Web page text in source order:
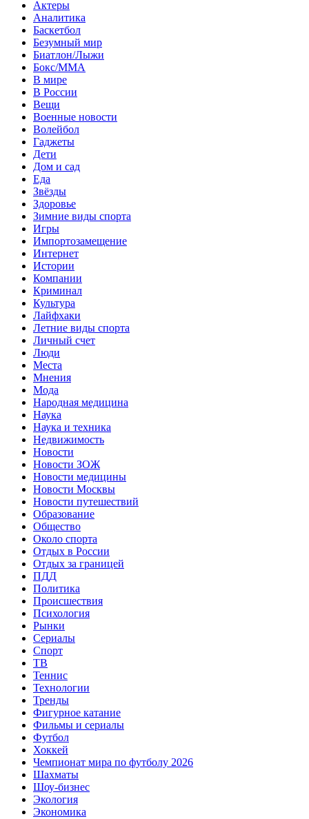
Актеры
Аналитика
Баскетбол
Безумный мир
Биатлон/Лыжи
Бокс/MMA
В мире
В России
Вещи
Военные новости
Волейбол
Гаджеты
Дети
Дом и сад
Еда
Звёзды
Здоровье
Зимние виды спорта
Игры
Импортозамещение
Интернет
Истории
Компании
Криминал
Культура
Лайфхаки
Летние виды спорта
Личный счет
Люди
Места
Мнения
Мода
Народная медицина
Наука
Наука и техника
Недвижимость
Новости
Новости ЗОЖ
Новости медицины
Новости Москвы
Новости путешествий
Образование
Общество
Около спорта
Отдых в России
Отдых за границей
ПДД
Политика
Происшествия
Психология
Рынки
Сериалы
Спорт
ТВ
Теннис
Технологии
Тренды
Фигурное катание
Фильмы и сериалы
Футбол
Хоккей
Чемпионат мира по футболу 2026
Шахматы
Шоу-бизнес
Экология
Экономика